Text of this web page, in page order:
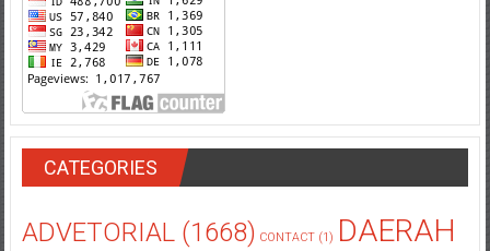
CATEGORIES
ADVETORIAL(1668) CONTACT(1) DAERAH